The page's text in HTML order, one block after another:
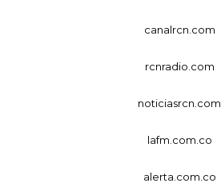
canalrcn.com
rcnradio.com
noticiasrcn.com
lafm.com.co
alerta.com.co